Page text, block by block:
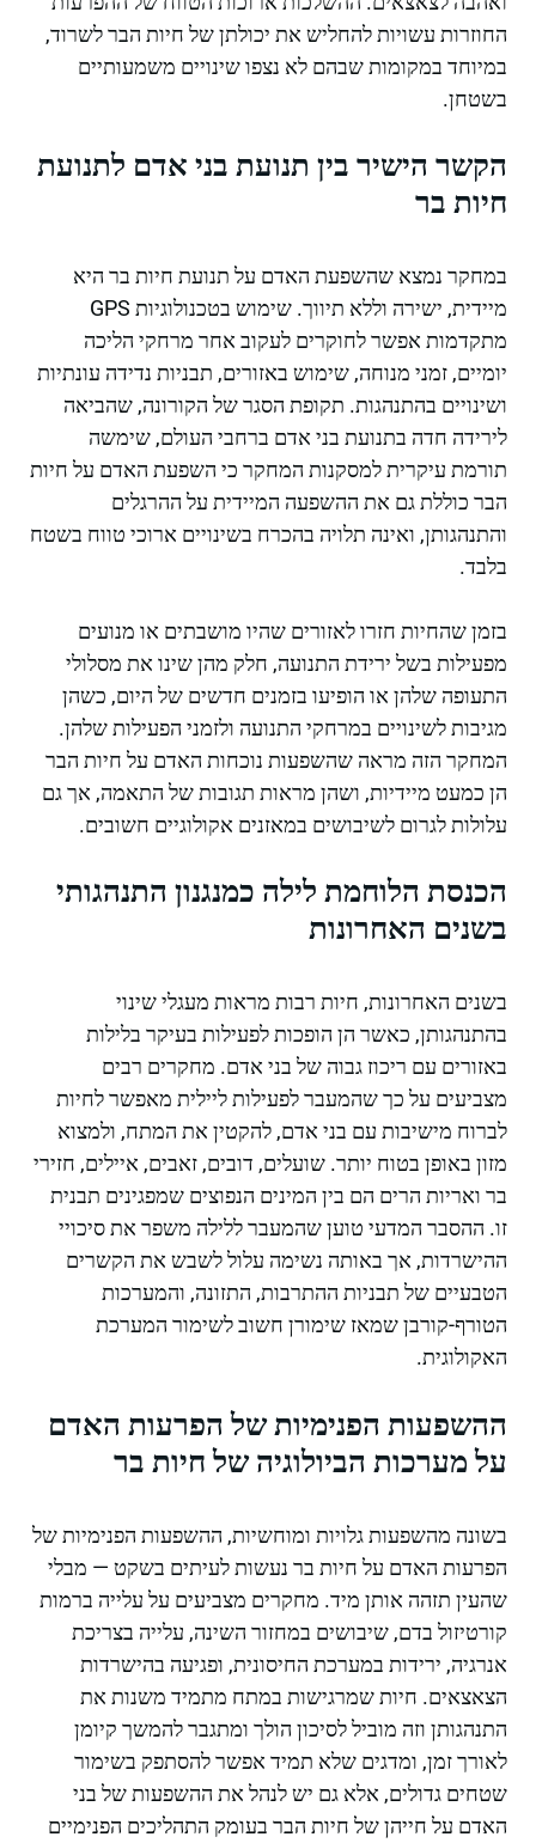
החוזרות עשויות להחליש את יכולתן של חיות הבר לשרוד,
במיוחד במקומות שבהם לא נצפו שינויים משמעותיים
בשטחן.
הקשר הישיר בין תנועת בני אדם לתנועת
חיות בר
במחקר נמצא שהשפעת האדם על תנועת חיות בר היא
מיידית, ישירה וללא תיווך. שימוש בטכנולוגיות GPS
מתקדמות אפשר לחוקרים לעקוב אחר מרחקי הליכה
יומיים, זמני מנוחה, שימוש באזורים, תבניות נדידה עונתיות
ושינויים בהתנהגות. תקופת הסגר של הקורונה, שהביאה
לירידה חדה בתנועת בני אדם ברחבי העולם, שימשה
תורמת עיקרית למסקנות המחקר כי השפעת האדם על חיות
הבר כוללת גם את ההשפעה המיידית על ההרגלים
והתנהגותן, ואינה תלויה בהכרח בשינויים ארוכי טווח בשטח
בלבד.
בזמן שהחיות חזרו לאזורים שהיו מושבתים או מנועים
מפעילות בשל ירידת התנועה, חלק מהן שינו את מסלולי
התעופה שלהן או הופיעו בזמנים חדשים של היום, כשהן
מגיבות לשינויים במרחקי התנועה ולזמני הפעילות שלהן.
המחקר הזה מראה שהשפעות נוכחות האדם על חיות הבר
הן כמעט מיידיות, ושהן מראות תגובות של התאמה, אך גם
עלולות לגרום לשיבושים במאזנים אקולוגיים חשובים.
הכנסת הלוחמת לילה כמנגנון התנהגותי
בשנים האחרונות
בשנים האחרונות, חיות רבות מראות מעגלי שינוי
בהתנהגותן, כאשר הן הופכות לפעילות בעיקר בלילות
באזורים עם ריכוז גבוה של בני אדם. מחקרים רבים
מצביעים על כך שהמעבר לפעילות ליילית מאפשר לחיות
לברוח מישיבות עם בני אדם, להקטין את המתח, ולמצוא
מזון באופן בטוח יותר. שועלים, דובים, זאבים, איילים, חזירי
בר ואריות הרים הם בין המינים הנפוצים שמפגינים תבנית
זו. ההסבר המדעי טוען שהמעבר ללילה משפר את סיכויי
ההישרדות, אך באותה נשימה עלול לשבש את הקשרים
הטבעיים של תבניות ההתרבות, התזונה, והמערכות
הטורף-קורבן שמאז שימורן חשוב לשימור המערכת
האקולוגית.
ההשפעות הפנימיות של הפרעות האדם
על מערכות הביולוגיה של חיות בר
בשונה מהשפעות גלויות ומוחשיות, ההשפעות הפנימיות של
הפרעות האדם על חיות בר נעשות לעיתים בשקט — מבלי
שהעין תזהה אותן מיד. מחקרים מצביעים על עלייה ברמות
קורטיזול בדם, שיבושים במחזור השינה, עלייה בצריכת
אנרגיה, ירידות במערכת החיסונית, ופגיעה בהישרדות
הצאצאים. חיות שמרגישות במתח מתמיד משנות את
התנהגותן וזה מוביל לסיכון הולך ומתגבר להמשך קיומן
לאורך זמן, ומדגים שלא תמיד אפשר להסתפק בשימור
שטחים גדולים, אלא גם יש לנהל את ההשפעות של בני
האדם על חייהן של חיות הבר בעומק התהליכים הפנימיים